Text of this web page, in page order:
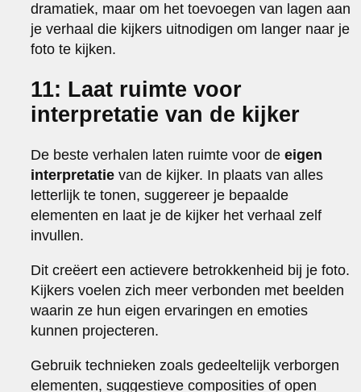
dramatiek, maar om het toevoegen van lagen aan
je verhaal die kijkers uitnodigen om langer naar je
foto te kijken.
11: Laat ruimte voor
interpretatie van de kijker
De beste verhalen laten ruimte voor deeigen
interpretatie van de kijker. In plaats van alles
letterlijk te tonen, suggereer je bepaalde
elementen en laat je de kijker het verhaal zelf
invullen.
Dit creëert een actievere betrokkenheid bij je foto.
Kijkers voelen zich meer verbonden met beelden
waarin ze hun eigen ervaringen en emoties
kunnen projecteren.
Gebruik technieken zoals gedeeltelijk verborgen
elementen, suggestieve composities of open